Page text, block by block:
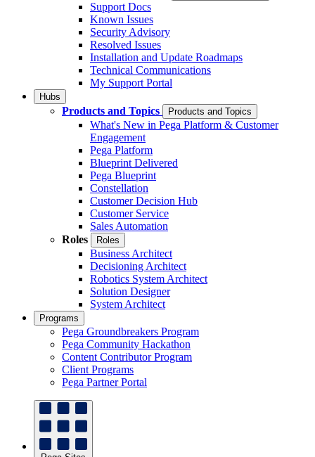
Support Docs
Known Issues
Security Advisory
Resolved Issues
Installation and Update Roadmaps
Technical Communications
My Support Portal
Hubs
Products and Topics Products and Topics
What's New in Pega Platform & Customer
Engagement
Pega Platform
Blueprint Delivered
Pega Blueprint
Constellation
Customer Decision Hub
Customer Service
Sales Automation
Roles
Roles
Business Architect
Decisioning Architect
Robotics System Architect
Solution Designer
System Architect
Programs
Pega Groundbreakers Program
Pega Community Hackathon
Content Contributor Program
Client Programs
Pega Partner Portal